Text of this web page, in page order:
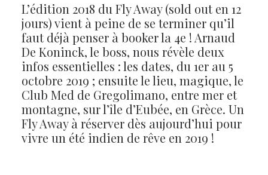
L’édition 2018 du Fly Away (sold out en 12
jours) vient à peine de se terminer qu’il
faut déjà penser à booker la 4e ! Arnaud
De Koninck, le boss, nous révèle deux
infos essentielles : les dates, du 1er au 5
octobre 2019 ; ensuite le lieu, magique, le
Club Med de Gregolimano, entre mer et
montagne, sur l’île d’Eubée, en Grèce. Un
Fly Away à réserver dès aujourd’hui pour
vivre un été indien de rêve en 2019 !